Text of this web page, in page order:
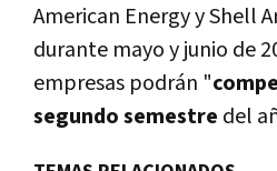
American Energy y Shell
durante mayo y junio de
empresas podrán "
segundo semestre del